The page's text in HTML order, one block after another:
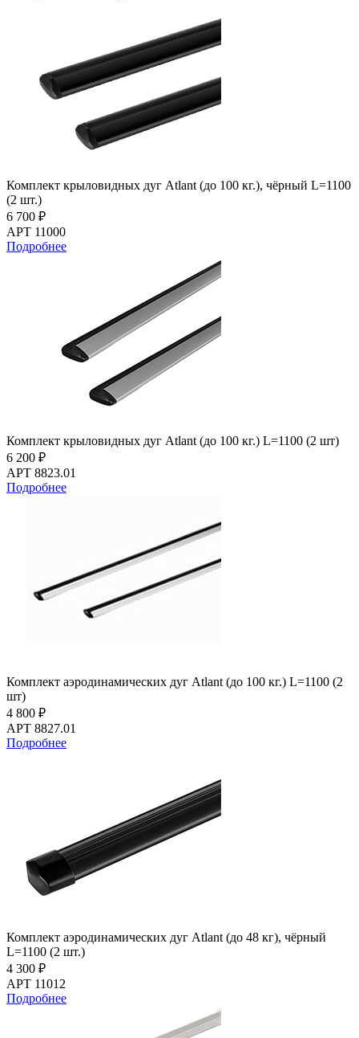
Комплект крыловидных дуг Atlant (до 100 кг.), чёрный L=1100
(2 шт.)
6 700 ₽
АРТ 11000
Подробнее
Комплект крыловидных дуг Atlant (до 100 кг.) L=1100 (2 шт)
6 200 ₽
АРТ 8823.01
Подробнее
Комплект аэродинамических дуг Atlant (до 100 кг.) L=1100 (2
шт)
4 800 ₽
АРТ 8827.01
Подробнее
Комплект аэродинамических дуг Atlant (до 48 кг), чёрный
L=1100 (2 шт.)
4 300 ₽
АРТ 11012
Подробнее